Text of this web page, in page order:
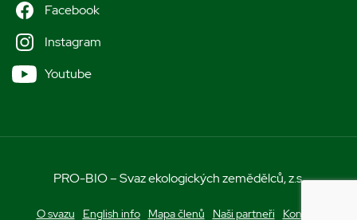
Facebook
Instagram
Youtube
PRO-BIO – Svaz ekologických zemědělců, z.s.
O svazu English info Mapa členů Naši partneři Kontakt